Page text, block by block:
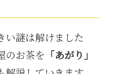
い謎は解けました
のお茶を 「あがり」